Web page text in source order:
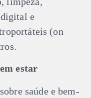
e
(on
estar
saúde e bem-